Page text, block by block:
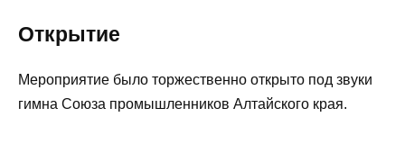
Открытие
Мероприятие было торжественно открыто под звуки
гимна Союза промышленников Алтайского края.